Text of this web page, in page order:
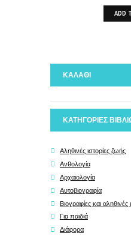
ADD
ΚΑΛΑΘΙ
ΚΑΤΗΓΟΡΙΕΣ
Αληθινές ιστορίες ζωής
Ανθολογία
Αρχαιολογία
Αυτοβιογραφία
Βιογραφίες και αληθινές
Για παιδιά
Διάφορα